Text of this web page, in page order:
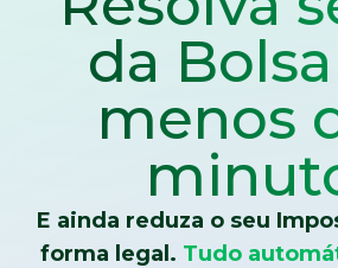
da Bolsa
menos
E ainda reduza o seu
forma legal. Tudo